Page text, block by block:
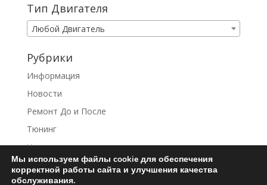
Тип Двигателя
Любой Двигатель
Рубрики
Информация
Новости
Ремонт До и После
Тюнинг
Услуги
Мы используем файлы cookie для обеспечения
корректной работы сайта и улучшения качества
обслуживания.